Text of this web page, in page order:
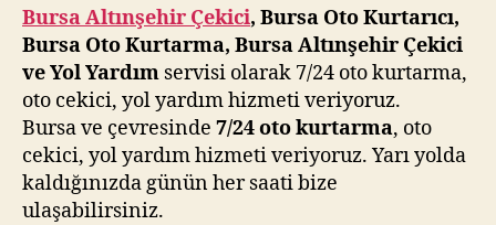
Kurtarma
Servisi
Bursa Altınşehir Çekici, Bursa Oto Kurtarıcı,
Bursa Oto Kurtarma, Bursa Altınşehir Çekici
ve Yol Yardım servisi olarak 7/24 oto kurtarma,
oto cekici, yol yardım hizmeti veriyoruz.
Bursa ve çevresinde 7/24 oto kurtarma, oto
cekici, yol yardım hizmeti veriyoruz. Yarı yolda
kaldığınızda günün her saati bize
ulaşabilirsiniz.